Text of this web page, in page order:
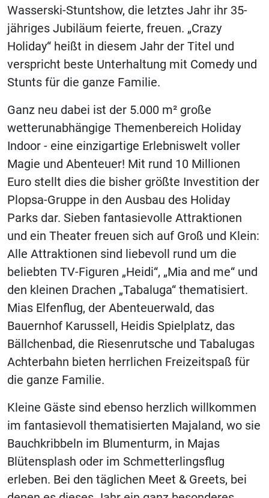
Wasserski-Stuntshow, die letztes Jahr ihr 35-
jähriges Jubiläum feierte, freuen. „Crazy
Holiday“ heißt in diesem Jahr der Titel und
verspricht beste Unterhaltung mit Comedy und
Stunts für die ganze Familie.
Ganz neu dabei ist der 5.000 m² große
wetterunabhängige Themenbereich Holiday
Indoor - eine einzigartige Erlebniswelt voller
Magie und Abenteuer! Mit rund 10 Millionen
Euro stellt dies die bisher größte Investition der
Plopsa-Gruppe in den Ausbau des Holiday
Parks dar. Sieben fantasievolle Attraktionen
und ein Theater freuen sich auf Groß und Klein:
Alle Attraktionen sind liebevoll rund um die
beliebten TV-Figuren „Heidi“, „Mia and me“ und
den kleinen Drachen „Tabaluga“ thematisiert.
Mias Elfenflug, der Abenteuerwald, das
Bauernhof Karussell, Heidis Spielplatz, das
Bällchenbad, die Riesenrutsche und Tabalugas
Achterbahn bieten herrlichen Freizeitspaß für
die ganze Familie.
Kleine Gäste sind ebenso herzlich willkommen
im fantasievoll thematisierten Majaland, wo sie
Bauchkribbeln im Blumenturm, in Majas
Blütensplash oder im Schmetterlingsflug
erleben. Bei den täglichen Meet & Greets, bei